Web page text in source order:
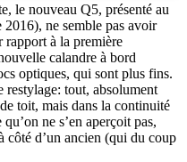
le nouveau Q5, présenté au
ne semble pas avoir
rapport à la première
calandre à bord
optiques, qui sont plus fins.
restylage: tout, absolument
toit, mais dans la continuité
ne s’en aperçoit pas,
côté d’un ancien (qui du coup